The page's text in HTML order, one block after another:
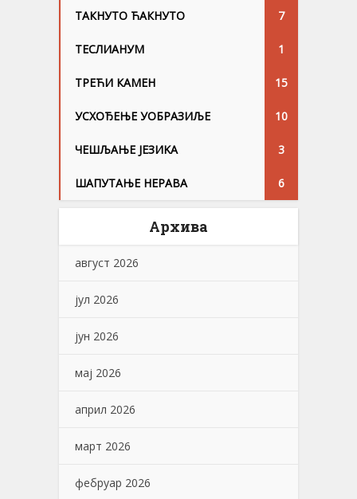
ТАКНУТО ЋАКНУТО 7
ТЕСЛИАНУМ 1
ТРЕЋИ КАМЕН 15
УСХОЂЕЊЕ УОБРАЗИЉЕ 10
ЧЕШЉАЊЕ ЈЕЗИKА 3
ШАПУТАЊЕ НЕРАВА 6
Архива
август 2026
јул 2026
јун 2026
мај 2026
април 2026
март 2026
фебруар 2026